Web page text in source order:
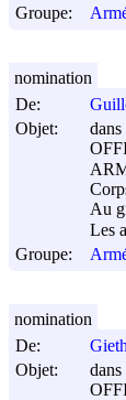
Groupe:
De:
Objet:
Au
Les
Groupe:
nomination
De:
Objet:
nomination